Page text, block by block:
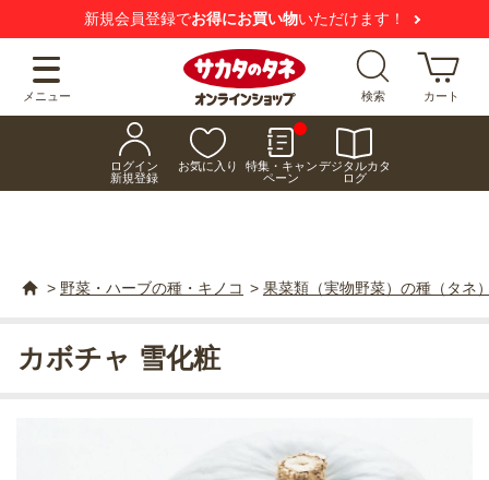
新規会員登録でお得にお買い物いただけます！
メニュー 検索 カート
ログイン
新規登録
お気に入り
特集・キャン
ペーン
デジタルカタ
ログ
> 野菜・ハーブの種・キノコ > 果菜類（実物野菜）の種（タネ
カボチャ 雪化粧